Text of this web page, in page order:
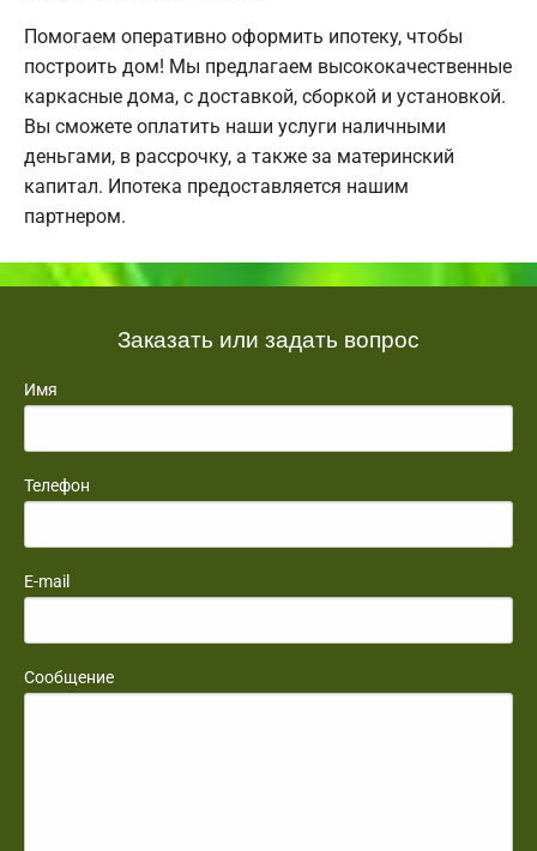
Помогаем оперативно оформить ипотеку, чтобы
построить дом! Мы предлагаем высококачественные
каркасные дома, с доставкой, сборкой и установкой.
Вы сможете оплатить наши услуги наличными
деньгами, в рассрочку, а также за материнский
капитал. Ипотека предоставляется нашим
партнером.
Заказать или задать вопрос
Имя
Телефон
E-mail
Сообщение